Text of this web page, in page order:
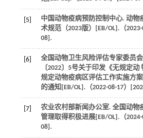
[5]
中国动物疫病预防控制中心. 动物
术规范（2023版）[EB/OL].（2023
08].
[6]
全国动物卫生风险评估专家委员
〔2022〕5号关于印发《无规定
规定动物疫病区评估工作实施方案
的通知[EB/OL].（2022-08-17）[
[7]
农业农村部新闻办公室. 全国动物
管理取得积极进展[EB/OL].（2024
08].